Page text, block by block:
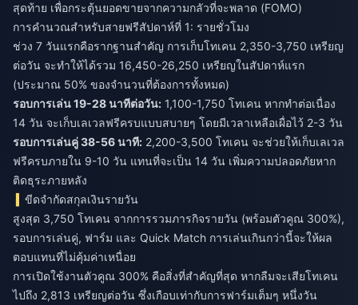
สุดท้าย เพื่อกระตุ้นยอดขายจากความกลัวที่จะพลาด (FOMO)
การคำนวณสำหรับสายฟรีสัปดาห์ที่ 1: รายชั่วโมง
ช่วง 7 วันแรกคือรากฐานสำคัญ การเก็บโทเคน 2,350-3,750 เหรียญ
ต่อวัน จะทำให้ได้รวม 16,450-26,250 เหรียญในสัปดาห์แรก
(ประมาณ 50% ของจำนวนที่ต้องการทั้งหมด)
รอบการเล่น 19-28 นาทีต่อวัน: 1,100-1,750 โทเคน หากทำต่อเนื่อง
14 วัน จะเก็บเลเวลฟรีครบแบบสบายๆ โดยมีเวลาเหลือเผื่อไว้ 2-3 วัน
รอบการเล่นคู่ 38-56 นาที: 2,200-3,500 โทเคน จะช่วยให้เก็บเลเวล
ฟรีครบภายใน 9-10 วัน แทนที่จะเป็น 14 วัน เพิ่มความปลอดภัยหาก
ติดธุระภายหลัง
ขีดจำกัดสกุลเงินรายวัน
สูงสุด 3,750 โทเคน จากการรวมภารกิจรายวัน (พร้อมตัวคูณ 300%),
รอบการเล่นคู่, ฟาร์ม และ Quick Match การเล่นเกินกว่านี้จะให้ผล
ตอบแทนที่ไม่คุ้มค่าเหนื่อย
การเปิดใช้งานตัวคูณ 300% คือสิ่งที่สำคัญที่สุด หากลืมจะเสียโทเคน
ไปถึง 2,813 เหรียญต่อวัน ซึ่งเกือบเท่ากับการฟาร์มเต็มๆ หนึ่งวัน